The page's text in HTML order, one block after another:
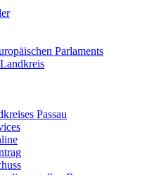
Parlaments
Passau